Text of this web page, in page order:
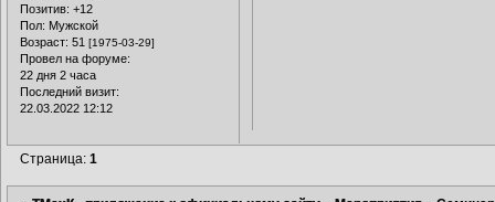
Позитив: +12
Пол: Мужской
Возраст: 51 [1975-03-29]
Провел на форуме:
22 дня 2 часа
Последний визит:
22.03.2022 12:12
Страница:1